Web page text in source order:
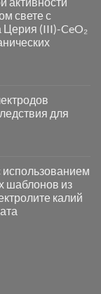
свете с
(III)-CeO₂
для
шаблонов из
калий